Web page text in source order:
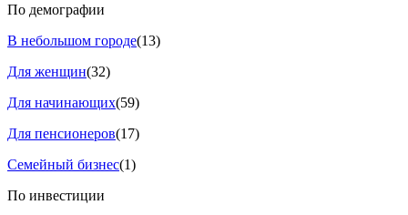
По демографии
В небольшом городе(13)
Для женщин(32)
Для начинающих(59)
Для пенсионеров(17)
Семейный бизнес(1)
По инвестиции